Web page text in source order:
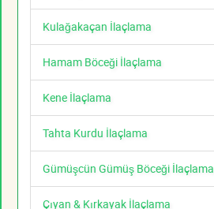
Kulağakaçan İlaçlama
Hamam Böceği İlaçlama
Kene İlaçlama
Tahta Kurdu İlaçlama
Gümüşcün Gümüş Böceği İlaçlama
Çıyan & Kırkayak İlaçlama